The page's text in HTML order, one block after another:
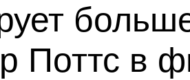
Поттс в